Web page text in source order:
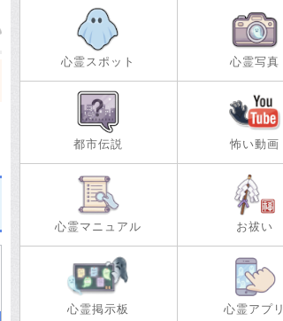
心霊スポット 心霊写真
都市伝説 怖い動画
心霊マニュアル お祓い
心霊掲示板 心霊アプリ